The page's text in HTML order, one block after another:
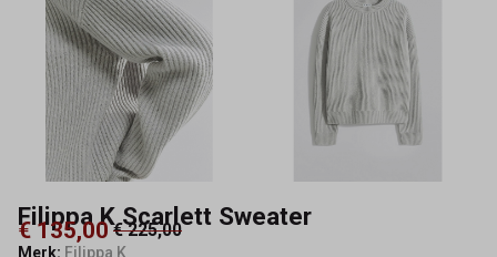
Filippa K Scarlett Sweater
€ 135,00 € 225,00
Merk: Filippa K